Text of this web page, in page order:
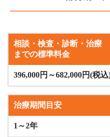
相談・検査・診断・治療
までの標準料金
396,000円～682,000円(税込
治療期間目安
1～2年